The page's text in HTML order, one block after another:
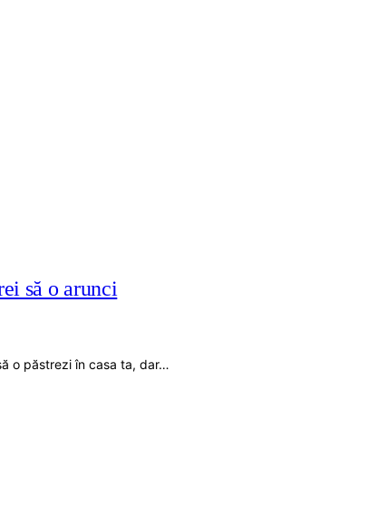
să o arunci
o păstrezi în casa ta, dar…